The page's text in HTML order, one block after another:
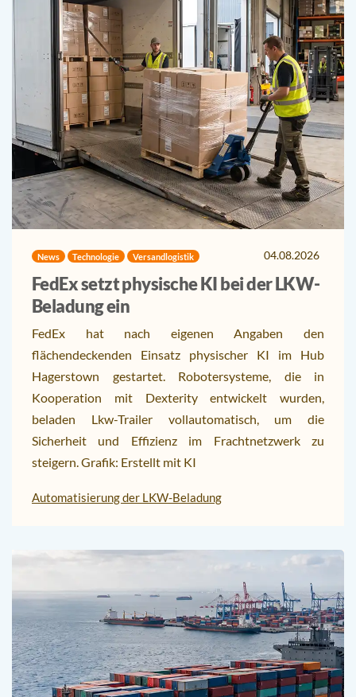
News Technologie Versandlogistik 04.08.2026
FedEx setzt physische KI bei der LKW-
Beladung ein
FedEx hat nach eigenen Angaben den
flächendeckenden Einsatz physischer KI im Hub
Hagerstown gestartet. Robotersysteme, die in
Kooperation mit Dexterity entwickelt wurden,
beladen Lkw-Trailer vollautomatisch, um die
Sicherheit und Effizienz im Frachtnetzwerk zu
steigern. Grafik: Erstellt mit KI
Automatisierung der LKW-Beladung